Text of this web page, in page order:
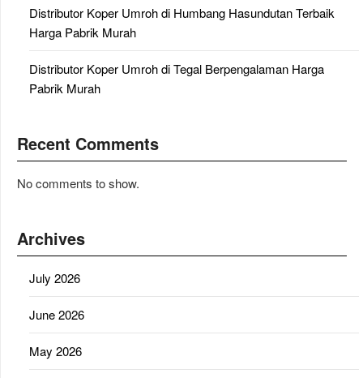
Distributor Koper Umroh di Humbang Hasundutan Terbaik
Harga Pabrik Murah
Distributor Koper Umroh di Tegal Berpengalaman Harga
Pabrik Murah
Recent Comments
No comments to show.
Archives
July 2026
June 2026
May 2026